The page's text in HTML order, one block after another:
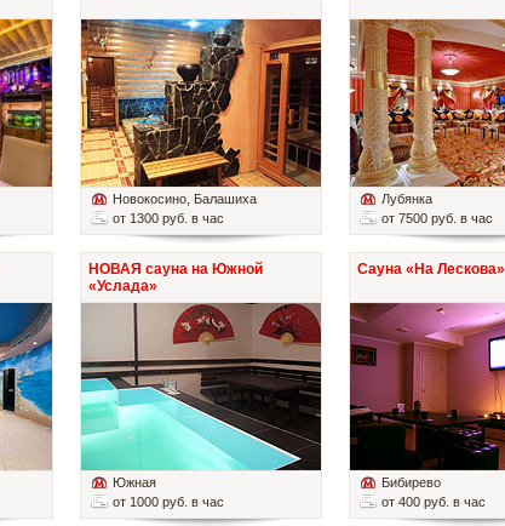
Новокосино , Балашиха
от 1300 руб. в час
Лубянка
от 7500 руб. в час
НОВАЯ сауна на Южной
«Услада»
Южная
от 1000 руб. в час
Сауна «На Лескова»
Бибирево
от 400 руб. в час